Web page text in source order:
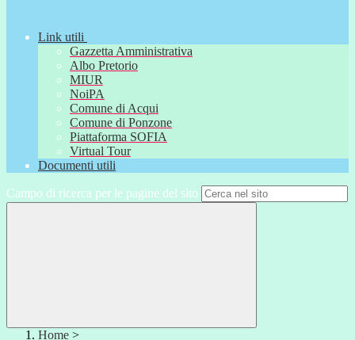
Link utili
Gazzetta Amministrativa
Albo Pretorio
MIUR
NoiPA
Comune di Acqui
Comune di Ponzone
Piattaforma SOFIA
Virtual Tour
Documenti utili
Campo di ricerca per le pagine del sito
Home >